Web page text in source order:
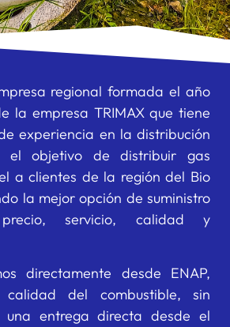
regional formada el año
la empresa TRIMAX que tiene
experiencia en la distribución
el objetivo de distribuir gas
a clientes de la región del Bio
la mejor opción de suministro
precio, servicio, calidad y
directamente desde ENAP,
calidad del combustible, sin
una entrega directa desde el